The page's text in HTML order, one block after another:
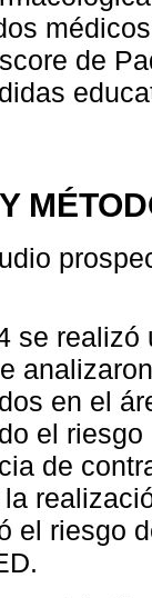
de
se
en el
el
de
el riesgo